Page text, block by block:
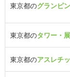
東京都のグランピ
東京都のタワー・
東京都のアスレチ